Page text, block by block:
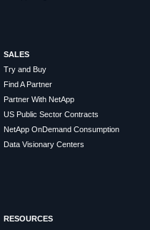
SALES
Try and Buy
Find A Partner
Partner With NetApp
US Public Sector Contracts
NetApp OnDemand Consumption
Data Visionary Centers
RESOURCES